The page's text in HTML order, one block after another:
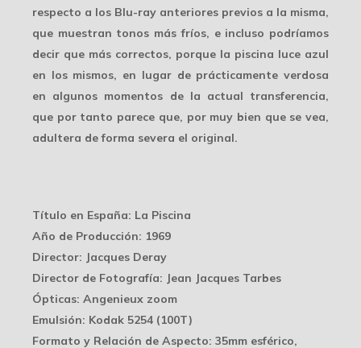
respecto a los Blu-ray anteriores previos a la misma,
que muestran tonos más fríos, e incluso podríamos
decir que más correctos, porque la piscina luce azul
en los mismos, en lugar de prácticamente verdosa
en algunos momentos de la actual transferencia,
que por tanto parece que, por muy bien que se vea,
adultera de forma severa el original.
Título en España: La Piscina
Año de Producción: 1969
Director: Jacques Deray
Director de Fotografía: Jean Jacques Tarbes
Ópticas: Angenieux zoom
Emulsión: Kodak 5254 (100T)
Formato y Relación de Aspecto: 35mm esférico,